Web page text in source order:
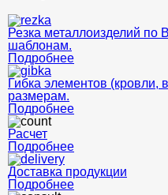
Резка металлоизделий
шаблонам.
Подробнее
Гибка элементов
размерам.
Подробнее
Расчет
Подробнее
Доставка продукции
Подробнее